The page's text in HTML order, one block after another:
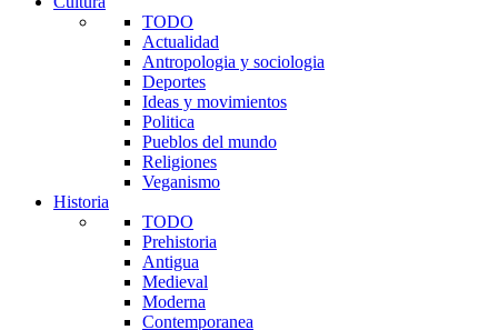
TODO
Actualidad
Antropologia y sociologia
Deportes
Ideas y movimientos
Politica
Pueblos del mundo
Religiones
Veganismo
Historia
TODO
Prehistoria
Antigua
Medieval
Moderna
Contemporanea